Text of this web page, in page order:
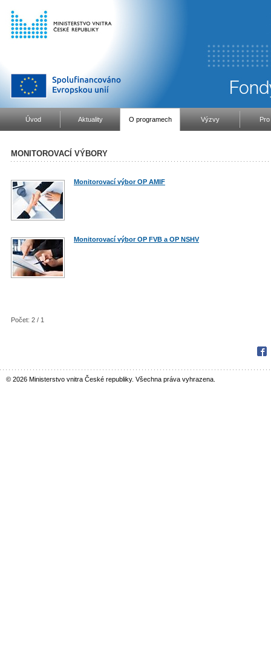
Úvod Aktuality O programech Výzvy
MONITOROVACÍ VÝBORY
Monitorovací výbor OP AMIF
Monitorovací výbor OP FVB a OP NSHV
Počet: 2 / 1
© 2026 Ministerstvo vnitra České republiky. Všechna práva vyhrazena.